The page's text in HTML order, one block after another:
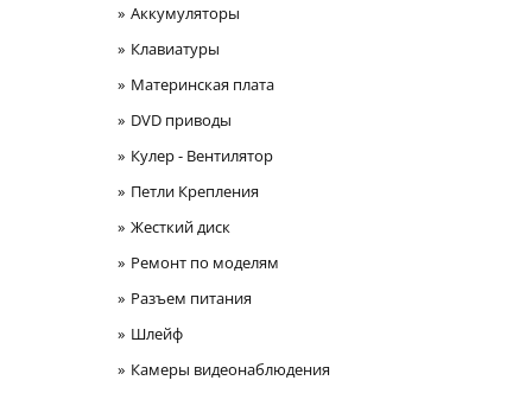
Аккумуляторы
Клавиатуры
Материнская плата
DVD приводы
Кулер - Вентилятор
Петли Крепления
Жесткий диск
Ремонт по моделям
Разъем питания
Шлейф
Камеры видеонаблюдения